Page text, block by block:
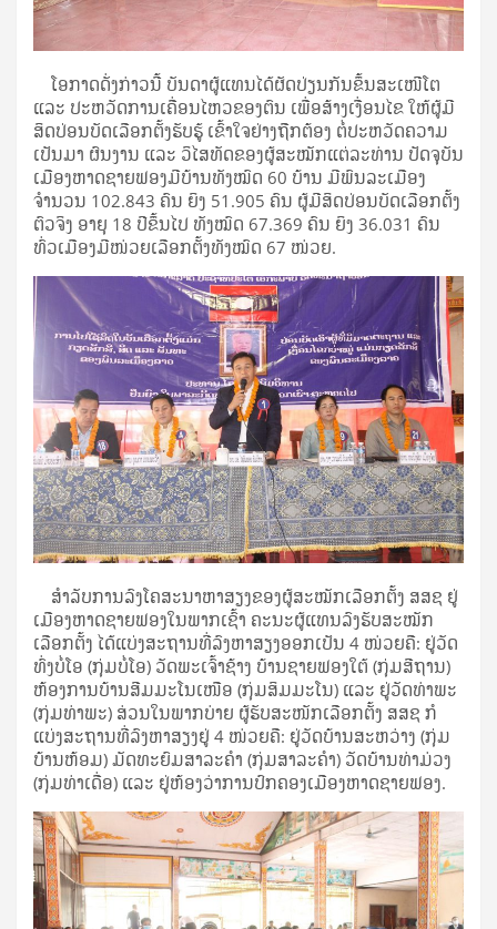
ໂອກາດດັ່ງກ່າວນີ້ ບັນດາຜູ້ແທນໄດ້ຜັດປ່ຽນກັນຂຶ້ນສະເໜີໂຕ
ແລະ ປະຫວັດການເຄື່ອນໄຫວຂອງຕົນ ເພື່ອສ້າງເງື່ອນໄຂ ໃຫ້ຜູ້ມີ
ສິດປ່ອນບັດເລືອກຕັ້ງຮັບຮູ້ ເຂົ້າໃຈຢ່າງຖືກຕ້ອງ ຕໍ່ປະຫວັດຄວາມ
ເປັນມາ ຜົນງານ ແລະ ວິໄສທັດຂອງຜູ້ສະໝັກແຕ່ລະທ່ານ ປັດຈຸບັນ
ເມືອງຫາດຊາຍຟອງມີບ້ານທັງໝົດ 60 ບ້ານ ມີພົນລະເມືອງ
ຈຳນວນ 102.843 ຄົນ ຍິງ 51.905 ຄົນ ຜູ້ມີສິດປ່ອນບັດເລືອກຕັ້ງ
ຕົວຈິງ ອາຍຸ 18 ປີຂຶ້ນໄປ ທັງໝົດ 67.369 ຄົນ ຍິງ 36.031 ຄົນ
ທົ່ວເມືອງມີໜ່ວຍເລືອກຕັ້ງທັງໝົດ 67 ໜ່ວຍ.
ສຳລັບການລົງໂຄສະນາຫາສຽງຂອງຜູ້ສະໝັກເລືອກຕັ້ງ ສສຊ ຢູ່
ເມືອງຫາດຊາຍຟອງໃນພາກເຊົ້າ ຄະນະຜູ້ແທນລົງຮັບສະໝັກ
ເລືອກຕັ້ງ ໄດ້ແບ່ງສະຖານທີ່ລົງຫາສຽງອອກເປັນ 4 ໜ່ວຍຄື: ຢູ່ວັດ
ທົ່ງບໍ່ໂອ (ກຸ່ມບໍ່ໂອ) ວັດພະເຈົ້າຊ້າງ ບ້ານຊາຍຟອງໃຕ້ (ກຸ່ມສີຖານ)
ຫ້ອງການບ້ານສີມມະໂນເໜືອ (ກຸ່ມສິມມະໂນ) ແລະ ຢູ່ວັດທ່າພະ
(ກຸ່ມທ່າພະ) ສ່ວນໃນພາກບ່າຍ ຜູ້ຮັບສະໜັກເລືອກຕັ້ງ ສສຊ ກໍ
ແບ່ງສະຖານທີ່ລົງຫາສຽງຢູ່ 4 ໜ່ວຍຄື: ຢູ່ວັດບ້ານສະຫວ່າງ (ກຸ່ມ
ບ້ານຫ້ອມ) ມັດທະຍົມສາລະຄຳ (ກຸ່ມສາລະຄໍາ) ວັດບ້ານທ່າມ່ວງ
(ກຸ່ມທ່າເດື່ອ) ແລະ ຢູ່ຫ້ອງວ່າການປົກຄອງເມືອງຫາດຊາຍຟອງ.